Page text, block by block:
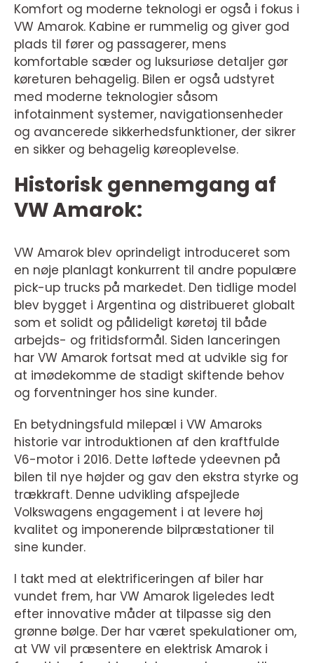
Komfort og moderne teknologi er også i fokus i
VW Amarok. Kabine er rummelig og giver god
plads til fører og passagerer, mens
komfortable sæder og luksuriøse detaljer gør
køreturen behagelig. Bilen er også udstyret
med moderne teknologier såsom
infotainment systemer, navigationsenheder
og avancerede sikkerhedsfunktioner, der sikrer
en sikker og behagelig køreoplevelse.
Historisk gennemgang af
VW Amarok:
VW Amarok blev oprindeligt introduceret som
en nøje planlagt konkurrent til andre populære
pick-up trucks på markedet. Den tidlige model
blev bygget i Argentina og distribueret globalt
som et solidt og pålideligt køretøj til både
arbejds- og fritidsformål. Siden lanceringen
har VW Amarok fortsat med at udvikle sig for
at imødekomme de stadigt skiftende behov
og forventninger hos sine kunder.
En betydningsfuld milepæl i VW Amaroks
historie var introduktionen af den kraftfulde
V6-motor i 2016. Dette løftede ydeevnen på
bilen til nye højder og gav den ekstra styrke og
trækkraft. Denne udvikling afspejlede
Volkswagens engagement i at levere høj
kvalitet og imponerende bilpræstationer til
sine kunder.
I takt med at elektrificeringen af biler har
vundet frem, har VW Amarok ligeledes ledt
efter innovative måder at tilpasse sig den
grønne bølge. Der har været spekulationer om,
at VW vil præsentere en elektrisk Amarok i